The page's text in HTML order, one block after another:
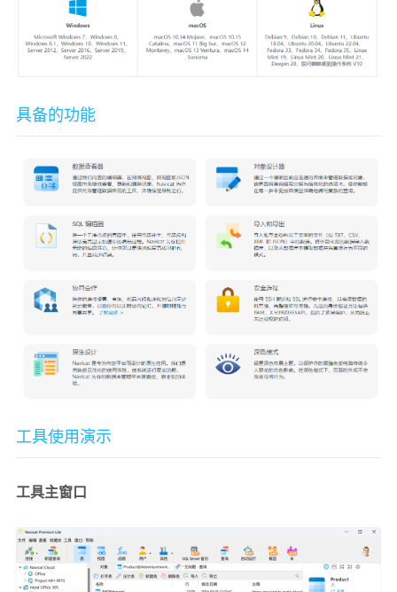
具备的功能
工具使用演示
工具主窗口